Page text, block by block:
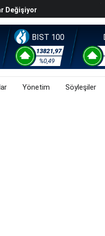
Değişiyor
(31 Temmuz 2026)
Risk Iştahını Artırdı
Ve Altında Son Durum Ne?
BIST 100
13821,97
%0,49
Yönetim Söyleşiler